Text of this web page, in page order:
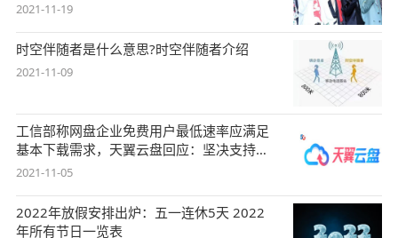
2021-11-19
时空伴随者是什么意思?时空伴随者介绍
2021-11-09
工信部称网盘企业免费用户最低速率应满足
基本下载需求，天翼云盘回应：坚决支持，
始终
2021-11-05
2022年放假安排出炉：五一连休5天 2022
年所有节日一览表